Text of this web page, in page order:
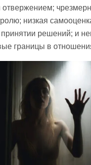
отвержением;
низкая
принятии решений; и
границы в